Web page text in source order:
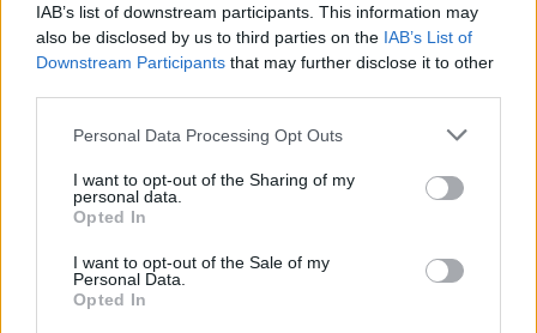
IAB’s list of downstream participants. This information may
also be disclosed by us to third parties on the IAB’s List of
Downstream Participants that may further disclose it to other
Personal Data Processing Opt Outs
I want to opt-out of the Sharing of my
personal data.
Opted In
I want to opt-out of the Sale of my
Personal Data.
Opted In
pe noi...
Grigore Cartianu